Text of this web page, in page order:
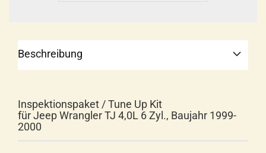
Beschreibung
Inspektionspaket / Tune Up Kit
für Jeep Wrangler TJ 4,0L 6 Zyl., Baujahr 1999-
2000